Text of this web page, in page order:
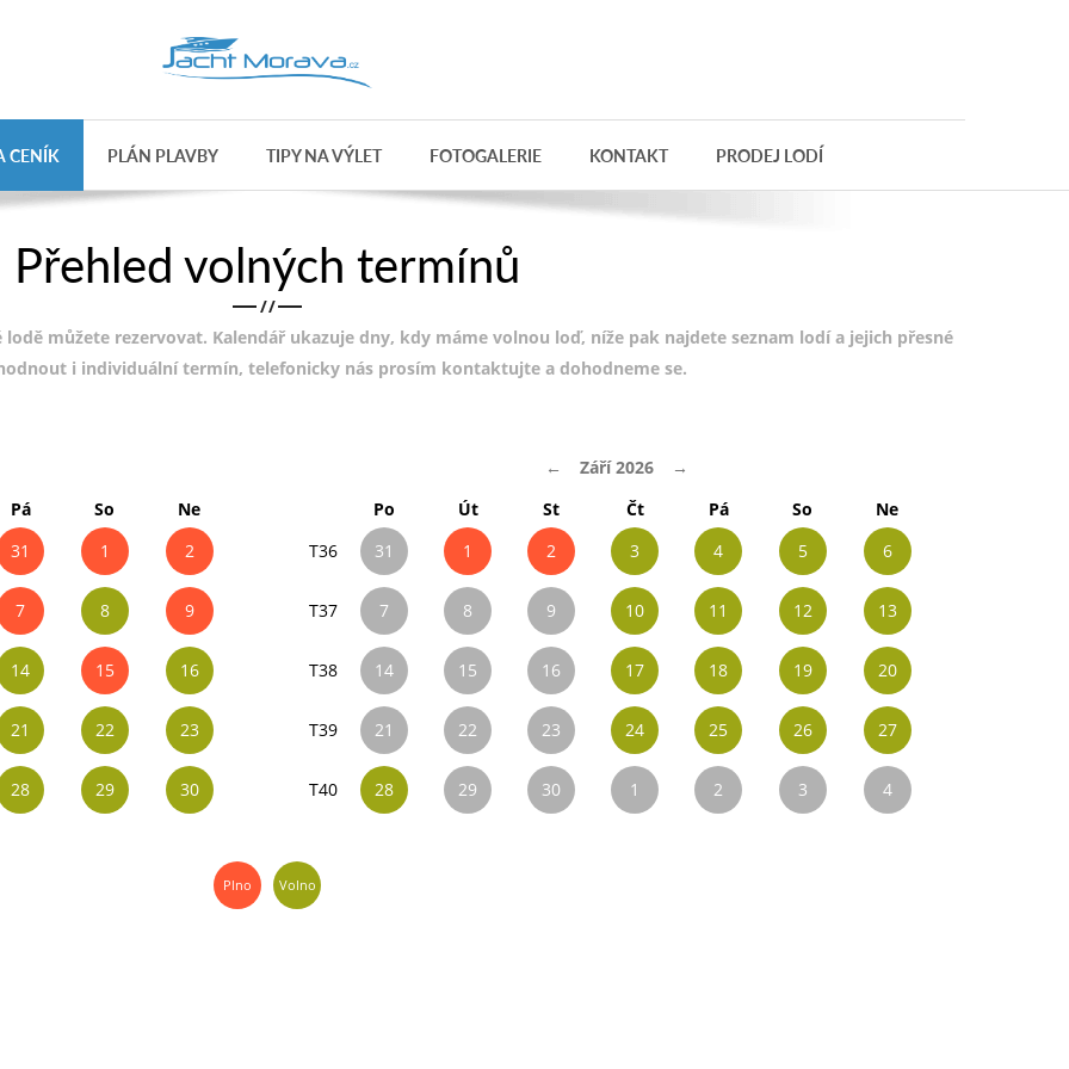
CENÍK PLÁN PLAVBY TIPY NA VÝLET FOTOGALERIE KONTAKT PRODEJ LODÍ
Přehled volných termínů
/ /
můžete rezervovat. Kalendář ukazuje dny, kdy máme volnou loď, níže pak najdete seznam lodí a jejich přesné
i individuální termín, telefonicky nás prosím kontaktujte a dohodneme se.
Pá So
Ne
31 1 2
7 8 9
14 15 16
21 22 23
28 29 30
← Září 2026
→
Po
Út St Čt Pá So
Ne
T36
31 1 2 3 4 5 6
T37 7 8 9 10 11 12 13
T38 14 15 16 17 18 19 20
T39 21 22 23 24 25 26 27
T40 28 29 30 1 2 3 4
Plno Volno